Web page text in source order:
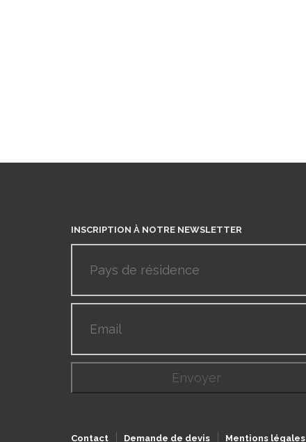
INSCRIPTION À NOTRE NEWSLETTER
Contact Demande de devis Mentions légales